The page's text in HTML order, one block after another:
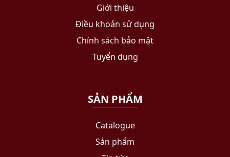
Giới thiệu
Điều khoản sử dụng
Chính sách bảo mật
Tuyển dụng
SẢN PHẨM
Catalogue
Sản phẩm